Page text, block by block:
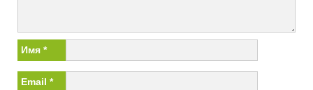
Имя *
Email *